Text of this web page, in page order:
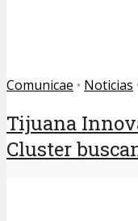
Comunicae • Noticias
Tijuana
Cluster